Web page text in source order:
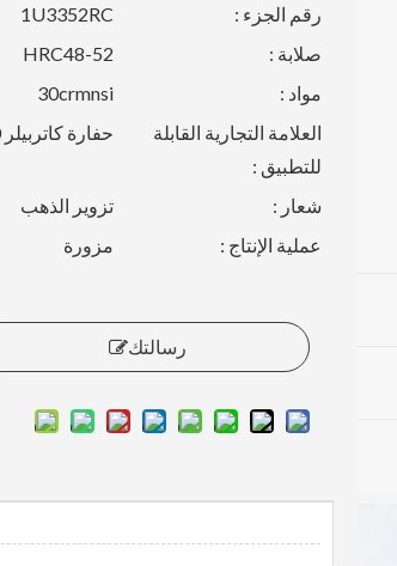
رقم الجزء :
1U3352RC
صلابة :
HRC48-52
مواد :
30crmnsi
العلامة التجارية القابلة
للتطبيق :
حفارة كاتربيلر E320 J350
شعار :
تزوير الذهب
عملية الإنتاج :
مزورة
رسالتك